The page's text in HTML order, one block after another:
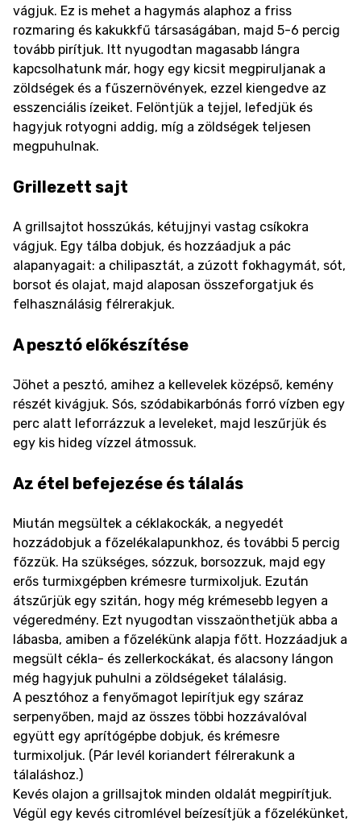
vágjuk. Ez is mehet a hagymás alaphoz a friss
rozmaring és kakukkfű társaságában, majd 5-6 percig
tovább pirítjuk. Itt nyugodtan magasabb lángra
kapcsolhatunk már, hogy egy kicsit megpiruljanak a
zöldségek és a fűszernövények, ezzel kiengedve az
esszenciális ízeiket. Felöntjük a tejjel, lefedjük és
hagyjuk rotyogni addig, míg a zöldségek teljesen
megpuhulnak.
Grillezett sajt
A grillsajtot hosszúkás, kétujjnyi vastag csíkokra
vágjuk. Egy tálba dobjuk, és hozzáadjuk a pác
alapanyagait: a chilipasztát, a zúzott fokhagymát, sót,
borsot és olajat, majd alaposan összeforgatjuk és
felhasználásig félrerakjuk.
A pesztó előkészítése
Jöhet a pesztó, amihez a kellevelek középső, kemény
részét kivágjuk. Sós, szódabikarbónás forró vízben egy
perc alatt leforrázzuk a leveleket, majd leszűrjük és
egy kis hideg vízzel átmossuk.
Az étel befejezése és tálalás
Miután megsültek a céklakockák, a negyedét
hozzádobjuk a főzelékalapunkhoz, és további 5 percig
főzzük. Ha szükséges, sózzuk, borsozzuk, majd egy
erős turmixgépben krémesre turmixoljuk. Ezután
átszűrjük egy szitán, hogy még krémesebb legyen a
végeredmény. Ezt nyugodtan visszaönthetjük abba a
lábasba, amiben a főzelékünk alapja főtt. Hozzáadjuk a
megsült cékla- és zellerkockákat, és alacsony lángon
még hagyjuk puhulni a zöldségeket tálalásig.
A pesztóhoz a fenyőmagot lepirítjuk egy száraz
serpenyőben, majd az összes többi hozzávalóval
együtt egy aprítógépbe dobjuk, és krémesre
turmixoljuk. (Pár levél koriandert félrerakunk a
tálaláshoz.)
Kevés olajon a grillsajtok minden oldalát megpirítjuk.
Végül egy kevés citromlével beízesítjük a főzelékünket,